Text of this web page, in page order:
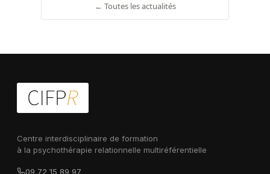
← Toutes les actualités
Centre interdisciplinaire de formation
à la psychothérapie relationnelle multiréférentielle
09 72 15 89 97